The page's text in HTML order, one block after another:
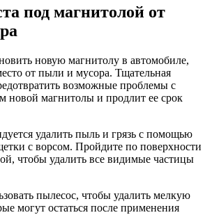
под магнитолой от
новую магнитолу в автомобиле,
от пыли и мусора. Тщательная
возможные проблемы с
новой магнитолы и продлит ее срок
удалить пыль и грязь с помощью
с ворсом. Пройдите по поверхности
чтобы удалить все видимые частицы
пылесос, чтобы удалить мелкую
могут остаться после применения